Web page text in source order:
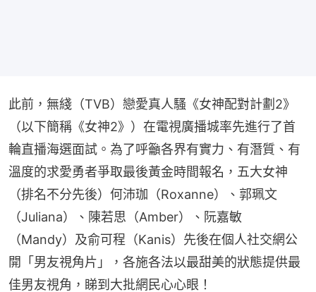
此前，無綫（TVB）戀愛真人騷《女神配對計劃2》
（以下簡稱《女神2》）在電視廣播城率先進行了首
輪直播海選面試。為了呼籲各界有實力、有潛質、有
溫度的求愛勇者爭取最後黃金時間報名，五大女神
（排名不分先後）何沛珈（Roxanne）、郭珮文
（Juliana）、陳若思（Amber）、阮嘉敏
（Mandy）及俞可程（Kanis）先後在個人社交網公
開「男友視角片」，各施各法以最甜美的狀態提供最
佳男友視角，睇到大批網民心心眼！